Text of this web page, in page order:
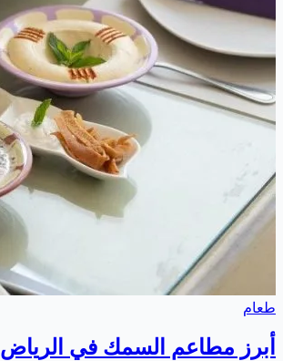
طعام
أبرز مطاعم السمك في الرياض